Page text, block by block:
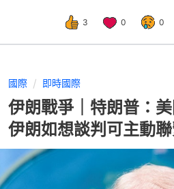
3 0 0
國際 即時國際
伊朗戰爭｜特朗普：
伊朗如想談判可主動